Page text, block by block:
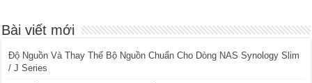
Bài viết mới
Độ Nguồn Và Thay Thế Bộ Nguồn Chuẩn Cho Dòng NAS Synology Slim
/ J Series